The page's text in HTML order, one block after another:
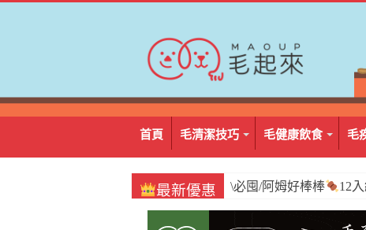
首頁 毛清潔技巧 毛健康飲食 毛
最新優惠 \必囤/阿姆好棒棒 12